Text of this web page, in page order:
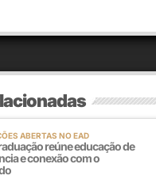
ABERTAS NO EAD
reúne educação de
e conexão com o